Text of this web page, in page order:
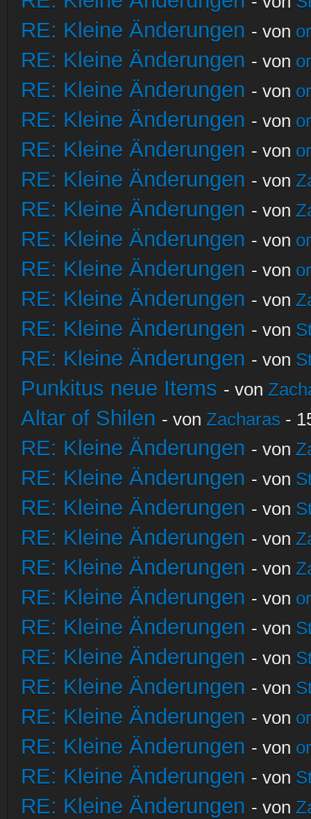
RE: Kleine Änderungen - von
RE: Kleine Änderungen - von
RE: Kleine Änderungen - von
RE: Kleine Änderungen - von
RE: Kleine Änderungen - von
RE: Kleine Änderungen - von
RE: Kleine Änderungen - von
RE: Kleine Änderungen - von
RE: Kleine Änderungen - von
RE: Kleine Änderungen - von
RE: Kleine Änderungen - von
RE: Kleine Änderungen - von
Punkitus neue Items - von
Altar of Shilen - von Zacharas -
RE: Kleine Änderungen - von
RE: Kleine Änderungen - von
RE: Kleine Änderungen - von
RE: Kleine Änderungen - von
RE: Kleine Änderungen - von
RE: Kleine Änderungen - von
RE: Kleine Änderungen - von
RE: Kleine Änderungen - von
RE: Kleine Änderungen - von
RE: Kleine Änderungen - von
RE: Kleine Änderungen - von
RE: Kleine Änderungen - von
RE: Kleine Änderungen - von